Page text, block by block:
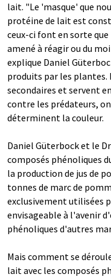
lait. "Le 'masque' que
protéine de lait est
ceux-ci font en sorte
amené à réagir ou du
explique Daniel
produits par les
secondaires et servent
contre les prédateurs,
déterminent la couleur.
Daniel Güterbock et le
composés phénoliques
la production de jus de
tonnes de marc de
exclusivement utilisées
envisageable à l'avenir
phénoliques d'autres
Mais comment se
lait avec les composés